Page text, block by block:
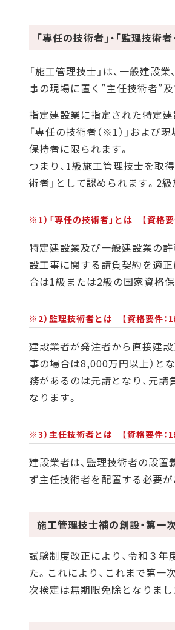
｢専任の技術者｣・｢監理技術
「施工管理技士」は、一般建設
事の現場に置く”主任技術者”
指定建設業に指定された特定建
「専任の技術者（※1）」および
保持者に限られます。
つまり、1級施工管理技士を取
術者」として認められます。2
※1）「専任の技術者」とは 【資格
特定建設業及び一般建設業の
設工事に関する請負契約を適
合は1級または2級の国家資格保
※2）監理技術者とは 【資格要件：1
建設業者が発注者から直接建設
事の場合は8,000万円以上）と
務があるのは元請となり、元
なります。
※3）主任技術者とは 【資格要件：
建設業者は、監理技術者の設置
ず主任技術者を配置する必要が
施工管理技士補の創設・第一
試験制度改正により、令和３年
た。これにより、これまで第
次検定は無期限免除となりまし